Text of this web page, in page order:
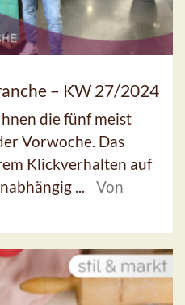
– KW 27/2024
die fünf meist
Vorwoche. Das
Klickverhalten auf
...
Von